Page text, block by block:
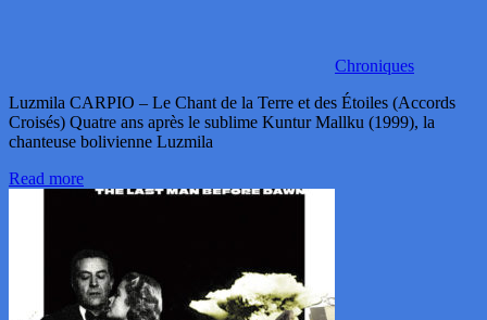
Chroniques
Luzmila CARPIO – Le Chant de la Terre et des Étoiles (Accords
Croisés) Quatre ans après le sublime Kuntur Mallku (1999), la
chanteuse bolivienne Luzmila
Read more